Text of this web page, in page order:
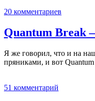
20 комментариев
Quantum Break
Я же говорил, что и на
пряниками, и вот
51 комментарий